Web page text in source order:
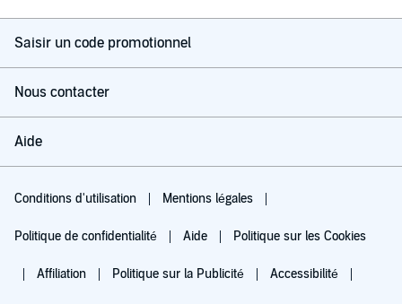
Saisir un code promotionnel
Nous contacter
Aide
Conditions d'utilisation Mentions légales
Politique de confidentialité Aide Politique sur les Cookies
Affiliation Politique sur la Publicité Accessibilité